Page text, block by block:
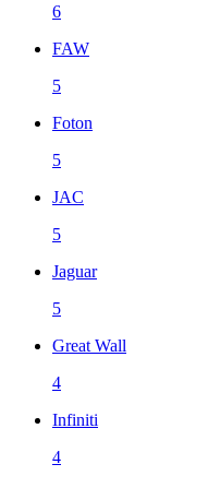
6
FAW
5
Foton
5
JAC
5
Jaguar
5
Great Wall
4
Infiniti
4